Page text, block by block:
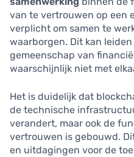
van te vertrouwen op een
verplicht om samen te
waarborgen. Dit kan
gemeenschap van
waarschijnlijk niet met
Het is duidelijk dat
de technische
verandert, maar ook de
vertrouwen is gebouwd.
en uitdagingen voor de